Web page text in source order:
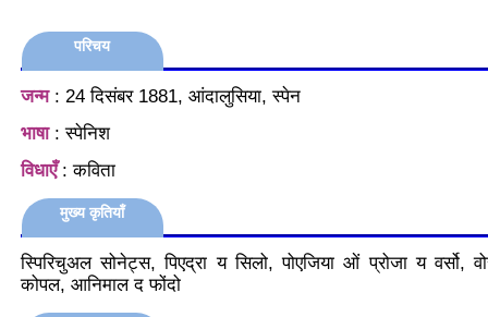
परिचय
जन्म: 24 दिसंबर 1881, आंदालुसिया, स्पेन
भाषा: स्पेनिश
विधाएँ: कविता
मुख्य कृतियाँ
स्पिरिचुअल सोनेट्स, पिएद्रा य सिलो, पोएजिया ओं प्रोजा य वर्सो,
कोपल, आनिमाल द फोंदो